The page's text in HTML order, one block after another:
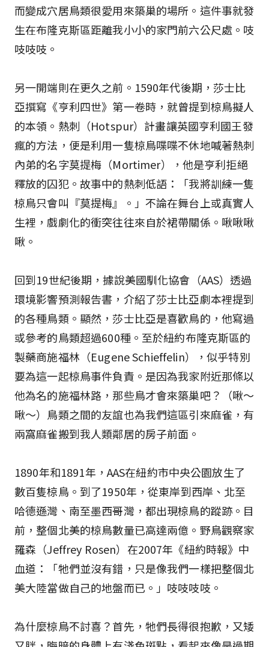
而變成穴居鳥類很愛用來築巢的場所。這件事就發
生在布隆克斯區距離我小小的家門前六公尺處。吱
吱吱吱。
另一開端則在更久之前。1590年代後期，莎士比
亞撰寫《亨利四世》第一卷時，就曾提到椋鳥擬人
的本領。熱刺（Hotspur）計畫讓英國亨利國王發
瘋的方法，便是利用一隻椋鳥喋喋不休地喊著熱刺
內弟的名字莫提梅（Mortimer），他是亨利拒絕
釋放的囚犯。故事中的熱刺低語：「我將訓練一隻
椋鳥只會叫『莫提梅』。」不論在舞台上或真實人
生裡，戲劇化的衝突往往來自於裙帶關係。啾啾啾
啾。
回到19世紀後期，據說美國馴化協會（AAS）透過
環境影響預測報告書，介紹了莎士比亞劇本裡提到
的各種鳥類。顯然，莎士比亞是喜歡鳥的，他寫過
或參考的鳥類超過600種。至於紐約布隆克斯區的
製藥商施福林（Eugene Schieffelin），似乎特別
要為這一起椋鳥事件負責。是因為我家附近那條以
他為名的施福林路，那些鳥才會來築巢吧？（啾～
啾～）鳥類之間的友誼也為我們這區引來麻雀，有
兩窩麻雀搬到我人類鄰居的房子前面。
1890年和1891年，AAS在紐約市中央公園放生了
數百隻椋鳥。到了1950年，從東岸到西岸、北至
哈德遜灣、南至墨西哥灣，都出現椋鳥的蹤跡。目
前，整個北美的椋鳥數量已高達兩億。野鳥觀察家
羅森（Jeffrey Rosen）在2007年《紐約時報》中
血道：「牠們並沒有錯，只是像我們一樣把整個北
美大陸當做自己的地盤而已。」吱吱吱吱。
為什麼椋鳥不討喜？首先，牠們長得很抱歉，又矮